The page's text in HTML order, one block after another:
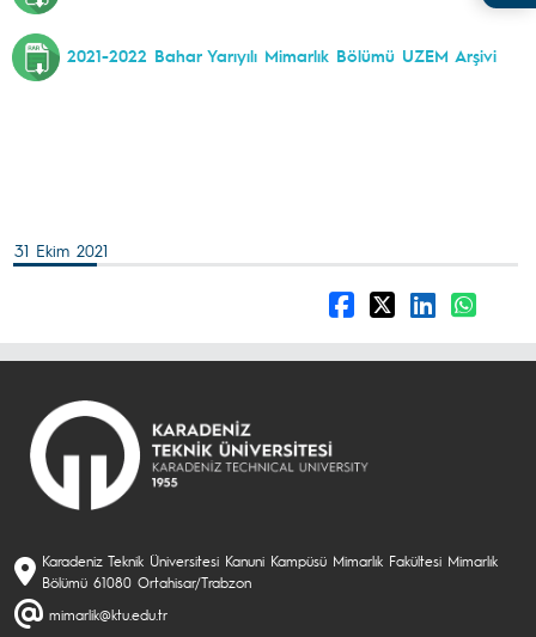
2021-2022 Bahar Yarıyılı Mimarlık Bölümü UZEM Arşivi
31 Ekim 2021
Karadeniz Teknik Üniversitesi Kanuni Kampüsü Mimarlık Fakültesi Mimarlık
Bölümü 61080 Ortahisar/Trabzon
mimarlik@ktu.edu.tr